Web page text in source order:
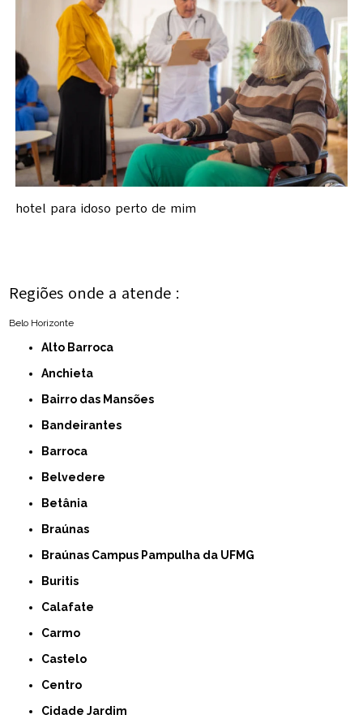
hotel para idoso perto de mim
Regiões onde a atende :
Belo Horizonte
Alto Barroca
Anchieta
Bairro das Mansões
Bandeirantes
Barroca
Belvedere
Betânia
Braúnas
Braúnas Campus Pampulha da UFMG
Buritis
Calafate
Carmo
Castelo
Centro
Cidade Jardim